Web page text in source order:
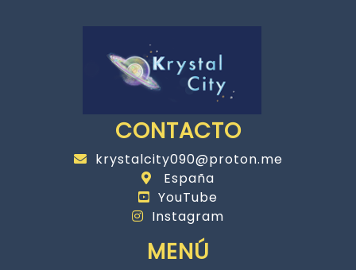
CONTACTO
krystalcity090@proton.me
España
YouTube
Instagram
MENÚ